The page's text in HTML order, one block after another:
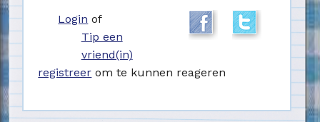
Tip een
vriend(in)
Login of
registreer om te kunnen reageren